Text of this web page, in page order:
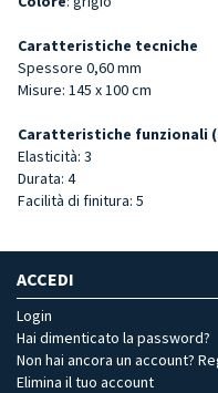
Caratteristiche tecniche
Spessore 0,60 mm
Misure: 145 x 100 cm
Caratteristiche funzionali
Elasticità: 3
Durata: 4
Facilità di finitura: 5
ACCEDI
Login
Hai dimenticato la password?
Non hai ancora un account?
Elimina il tuo account